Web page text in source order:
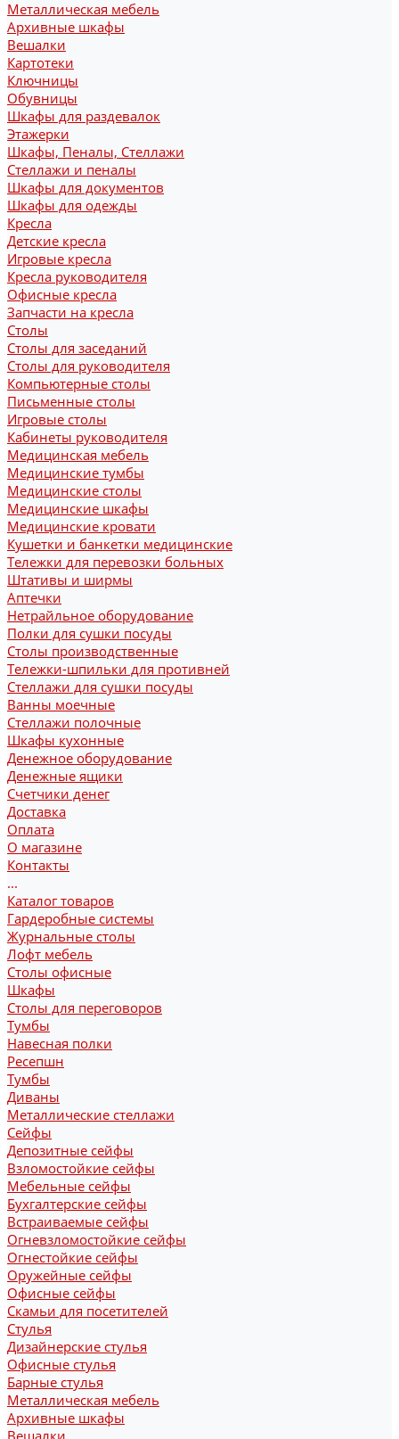
Металлическая мебель
Архивные шкафы
Вешалки
Картотеки
Ключницы
Обувницы
Шкафы для раздевалок
Этажерки
Шкафы, Пеналы, Стеллажи
Стеллажи и пеналы
Шкафы для документов
Шкафы для одежды
Кресла
Детские кресла
Игровые кресла
Кресла руководителя
Офисные кресла
Запчасти на кресла
Столы
Столы для заседаний
Столы для руководителя
Компьютерные столы
Письменные столы
Игровые столы
Кабинеты руководителя
Медицинская мебель
Медицинские тумбы
Медицинские столы
Медицинские шкафы
Медицинские кровати
Кушетки и банкетки медицинские
Тележки для перевозки больных
Штативы и ширмы
Аптечки
Нетрайльное оборудование
Полки для сушки посуды
Столы производственные
Тележки-шпильки для противней
Стеллажи для сушки посуды
Ванны моечные
Стеллажи полочные
Шкафы кухонные
Денежное оборудование
Денежные ящики
Счетчики денег
Доставка
Оплата
О магазине
Контакты
...
Каталог товаров
Гардеробные системы
Журнальные столы
Лофт мебель
Столы офисные
Шкафы
Столы для переговоров
Тумбы
Навесная полки
Ресепшн
Тумбы
Диваны
Металлические стеллажи
Сейфы
Депозитные сейфы
Взломостойкие сейфы
Мебельные сейфы
Бухгалтерские сейфы
Встраиваемые сейфы
Огневзломостойкие сейфы
Огнестойкие сейфы
Оружейные сейфы
Офисные сейфы
Скамьи для посетителей
Стулья
Дизайнерские стулья
Офисные стулья
Барные стулья
Металлическая мебель
Архивные шкафы
Вешалки